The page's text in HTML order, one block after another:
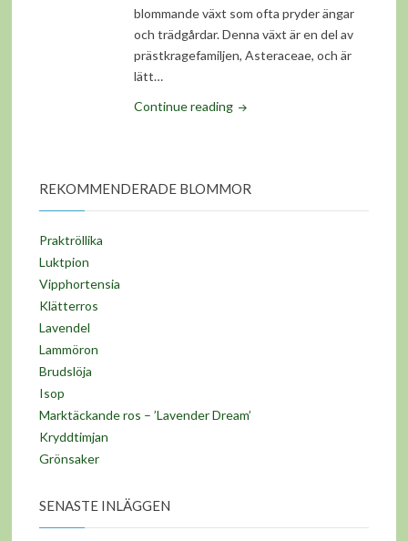
blommande växt som ofta pryder ängar
och trädgårdar. Denna växt är en del av
prästkragefamiljen, Asteraceae, och är
lätt…
Continue reading"Margerit"
REKOMMENDERADE BLOMMOR
Praktröllika
Luktpion
Vipphortensia
Klätterros
Lavendel
Lammöron
Brudslöja
Isop
Marktäckande ros – ’Lavender Dream’
Kryddtimjan
Grönsaker
SENASTE INLÄGGEN